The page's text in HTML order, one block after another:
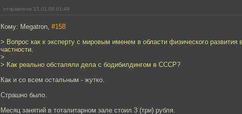
отправлено 15.01.08 01:49
Кому: Megatron, #158
> Вопрос как к эксперту с мировым именем в области физического
частности.
>
> Как реально обсталяли дела с бодибилдингом в СССР?
Как и со всем остальным - жутко.
Страшно было.
Месяц занятий в тоталитарном зале стоил 3 (три) рубля.